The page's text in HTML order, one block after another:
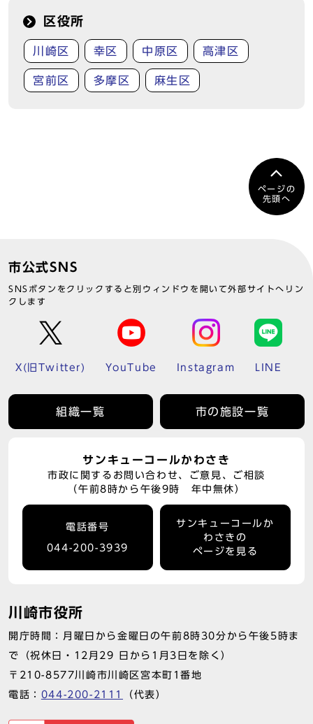
区役所
川崎区 幸区 中原区 高津区
宮前区 多摩区 麻生区
ページの
先頭へ
市公式SNS
SNSボタンをクリックすると別ウィンドウを開いて外部サイトへリン
クします
X(旧Twitter) YouTube Instagram LINE
組織一覧 市の施設一覧
サンキューコールかわさき
市政に関するお問い合わせ、ご意見、ご相談
（午前8時から午後9時 年中無休）
電話番号
044-200-3939
サンキューコールか
わさきの
ページを見る
川崎市役所
開庁時間：月曜日から金曜日の午前8時30分から午後5時ま
で（祝休日・12月29 日から1月3日を除く）
〒210-8577川崎市川崎区宮本町1番地
電話： 044-200-2111 （代表）